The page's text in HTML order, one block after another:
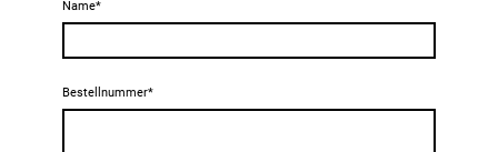
Name*
Bestellnummer*